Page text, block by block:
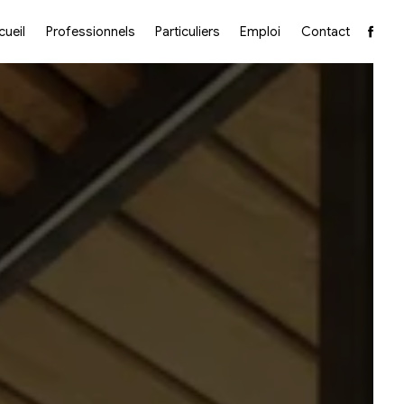
Professionnels Particuliers Emploi Contact